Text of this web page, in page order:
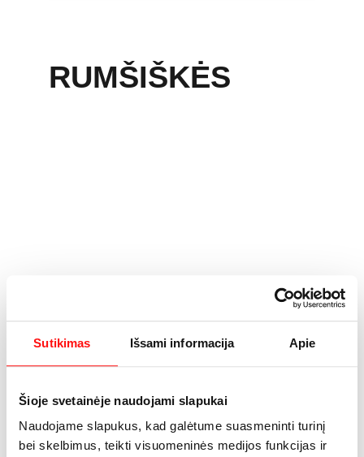
Sutikimas Išsami informacija Apie
Šioje svetainėje naudojami slapukai
Naudojame slapukus, kad galėtume suasmeninti turinį
bei skelbimus, teikti visuomeninės medijos funkcijas ir
RUMŠIŠKĖS
Darbo laikas